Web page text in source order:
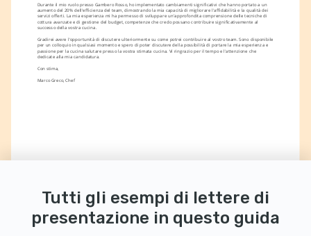
Durante il mio ruolo presso Gambero Rosso, ho implementato cambiamenti significativi che hanno portato a un
aumento del 20% dell'efficienza del team, dimostrando la mia capacità di migliorare l'affidabilità e la qualità dei
servizi offerti. La mia esperienza mi ha permesso di sviluppare un'approfondita comprensione delle tecniche di
cottura avanzate e di gestione del budget, competenze che credo possano contribuire significativamente al
successo della vostra cucina.
Gradirei avere l'opportunità di discutere ulteriormente su come potrei contribuire al vostro team. Sono disponibile
per un colloquio in qualsiasi momento e spero di poter discutere della possibilità di portare la mia esperienza e
passione per la cucina salutare presso la vostra stimata cucina. Vi ringrazio per il tempo e l'attenzione che
dedicate alla mia candidatura.
Con stima,
Marco Greco, Chef
Tutti gli esempi di lettere di
presentazione in questo guida